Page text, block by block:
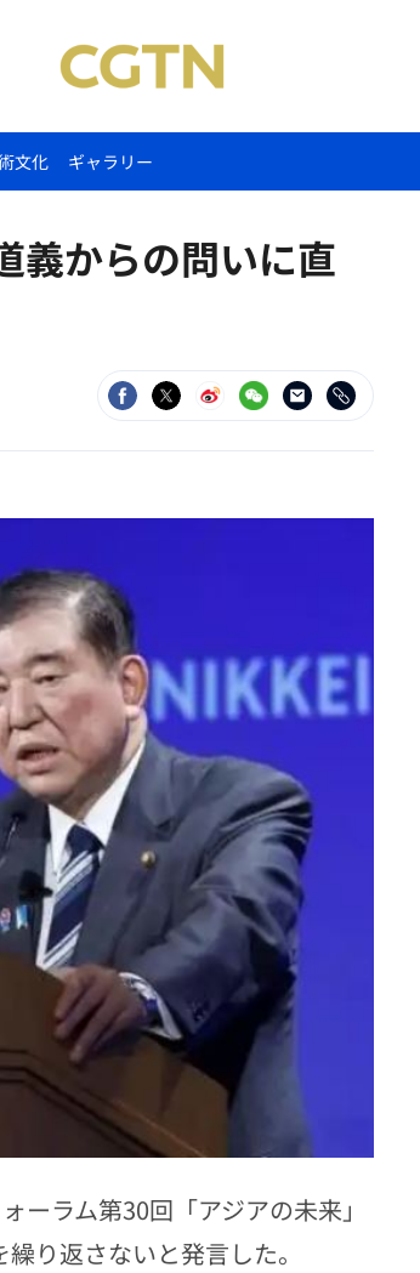
文化 ギャラリー
義からの問いに直
ラム第30回「アジアの未来」
り返さないと発言した。